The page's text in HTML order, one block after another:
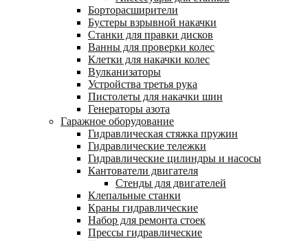
Борторасширители
Бустеры взрывной накачки
Станки для правки дисков
Ванны для проверки колес
Клетки для накачки колес
Вулканизаторы
Устройства третья рука
Пистолеты для накачки шин
Генераторы азота
Гаражное оборудование
Гидравлическая стяжка пружин
Гидравлические тележки
Гидравлические цилиндры и насосы
Кантователи двигателя
Стенды для двигателей
Клепальные станки
Краны гидравлические
Набор для ремонта стоек
Прессы гидравлические